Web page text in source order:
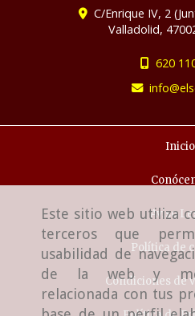
Este sitio web utiliza
terceros que
usabilidad de
de la web y
relacionada con tus
C/Enrique IV, 2
Valladolid,
620
info
Inicio
Aviso
Política de
Condiciones de